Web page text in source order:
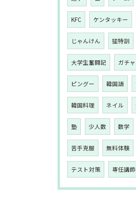
KFC ケンタッキー
じゃんけん 猛特訓
大学生奮闘記 ガチャ
ピングー 韓国語
韓国料理 ネイル
塾 少人数 数学
苦手克服 無料体験
テスト対策 専任講師